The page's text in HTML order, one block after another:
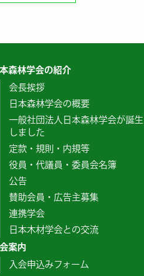
森林学会の紹介
会長挨拶
日本森林学会の概要
一般社団法人日本森林学会が誕生
しました
定款・規則・内規等
役員・代議員・委員会名簿
公告
賛助会員・広告主募集
連携学会
日本木材学会との交流
案内
入会申込みフォーム